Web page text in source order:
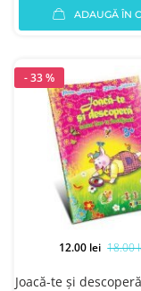
ADAUGĂ ÎN
- 33 %
Joacă-te și
12.00 lei 18.00